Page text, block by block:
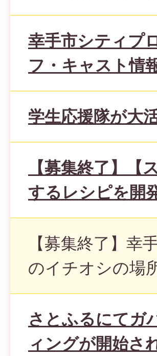
幸手市シティプ
フ・キャスト情
学生応援隊が大
【募集終了】【
するレシピを開
【募集終了】幸
のイチオシの場
さとふるにてガ
ィングが開始さ